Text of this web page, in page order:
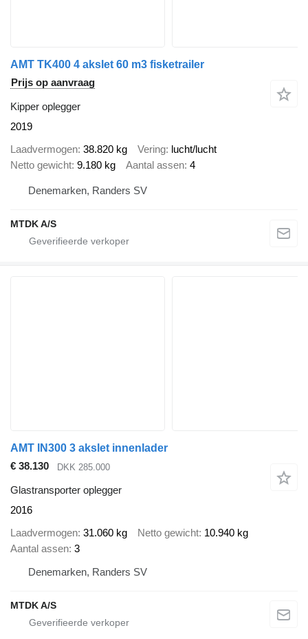
AMT TK400 4 akslet 60 m3 fisketrailer
Prijs op aanvraag
Kipper oplegger
2019
Laadvermogen 38.820 kg Vering lucht/lucht
Netto gewicht 9.180 kg Aantal assen 4
Denemarken, Randers SV
MTDK A/S
AMT IN300 3 akslet innenlader
€ 38.130
DKK 285.000
Glastransporter oplegger
2016
Laadvermogen 31.060 kg Netto gewicht 10.940 kg
Aantal assen 3
Denemarken, Randers SV
MTDK A/S